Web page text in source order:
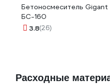
Бетоносмеситель Gigant
БС-160
3.8(26)
Расходные